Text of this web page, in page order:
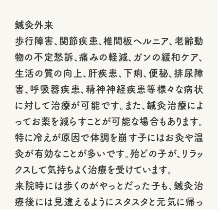
鍼灸外来
歩行障害、関節疾患、椎間板ヘルニア、老齢動
物の不定愁訴、痛みの軽減、ガンの緩和ケア、
生活の質の向上、肝疾患、下痢、便秘、排尿障
害、呼吸器疾患、精神神経疾患等様々な病状
に対して治療が可能です。また、鍼灸治療によ
ってお薬を減らすことが可能な場合もあります。
特に冷えが原因で体調を崩す子にはお灸や温
灸が有効なことが多いです。殆どの子が、リラッ
クスして気持ちよく治療を受けています。
来院時には歩くのがやっとだった子も、鍼灸治
療後には見違えるようにスタスタと元気に帰っ